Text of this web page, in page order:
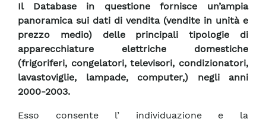
Il Database in questione fornisce un’ampia
panoramica sui dati di vendita (vendite in unità e
prezzo medio) delle principali tipologie di
apparecchiature elettriche domestiche
(frigoriferi, congelatori, televisori, condizionatori,
lavastoviglie, lampade, computer,) negli anni
2000-2003.
Esso consente l’ individuazione e la